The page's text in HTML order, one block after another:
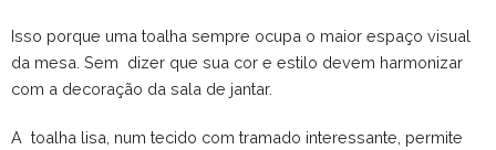
Isso porque uma toalha sempre ocupa o maior espaço visual
da mesa. Sem dizer que sua cor e estilo devem harmonizar
com a decoração da sala de jantar.
A toalha lisa, num tecido com tramado interessante, permite